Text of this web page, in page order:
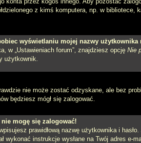
z kimś komputera, np. w
wyświetlaniu mojej nazwy
w „Ustawieniach forum”, znajdziesz opcję Nie
użytkownik.
nie może zostać odzyskane, ale bez
będziesz mógł się zalogować.
nie mogę się zalogować!
prawidłową nazwę użytkownika i
wykonać instrukcje wysłane na Twój adres e-